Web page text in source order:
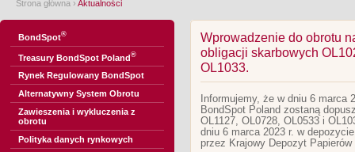
Strona główna › Aktualności
BondSpot®
Treasury BondSpot Poland®
Rynek Regulowany BondSpot
Alternatywny System Obrotu
Zawieszenia i wykluczenia z
obrotu
Polityka danych rynkowych
Wprowadzenie do obrotu
obligacji skarbowych
OL1033.
Informujemy, że w dniu 6 marca
BondSpot Poland zostaną
OL1127, OL0728, OL0533 i
dniu 6 marca 2023 r. w
przez Krajowy Depozyt